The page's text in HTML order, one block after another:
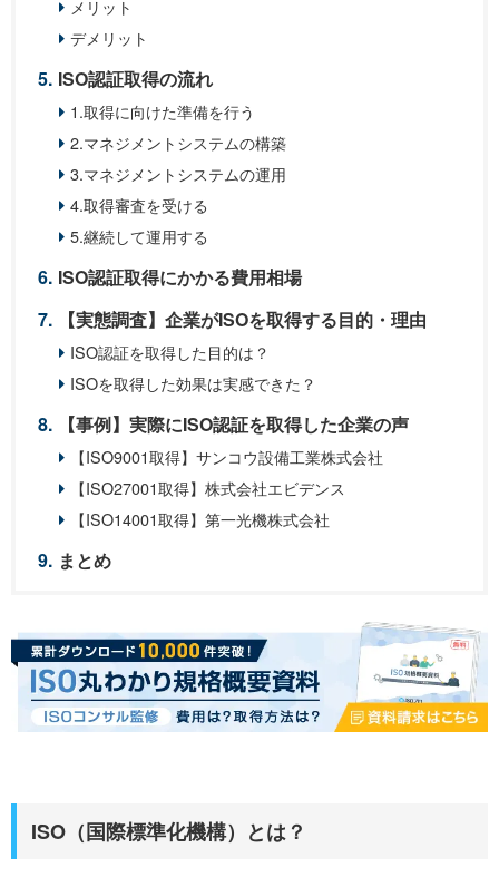
メリット
デメリット
ISO認証取得の流れ
1.取得に向けた準備を行う
2.マネジメントシステムの構築
3.マネジメントシステムの運用
4.取得審査を受ける
5.継続して運用する
ISO認証取得にかかる費用相場
【実態調査】企業がISOを取得する目的・理由
ISO認証を取得した目的は？
ISOを取得した効果は実感できた？
【事例】実際にISO認証を取得した企業の声
【ISO9001取得】サンコウ設備工業株式会社
【ISO27001取得】株式会社エビデンス
【ISO14001取得】第一光機株式会社
まとめ
ISO（国際標準化機構）とは？